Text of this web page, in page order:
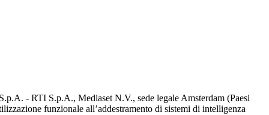
- RTI S.p.A., Mediaset N.V., sede legale Amsterdam (Paesi
funzionale all’addestramento di sistemi di intelligenza